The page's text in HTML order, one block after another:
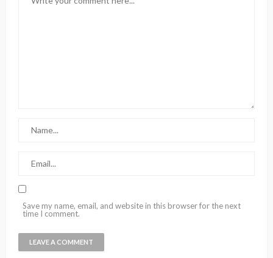
Save my name, email, and website in this browser for the next
time I comment.